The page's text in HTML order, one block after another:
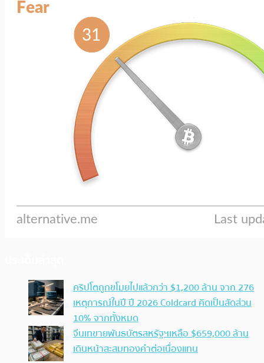
คริปโตถูกขโมยไปแล้วกว่า $1,200 ล้าน จาก 276
เหตุการณ์ในปี ปี 2026 Coldcard คิดเป็นสัดส่วน
10% จากทั้งหมด
จีนเทขายพันธบัตรสหรัฐฯเหลือ $659,000 ล้าน
เดินหน้าสะสมทองคำต่อเนื่องแทน